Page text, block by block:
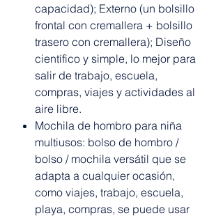
capacidad); Externo (un bolsillo
frontal con cremallera + bolsillo
trasero con cremallera); Diseño
científico y simple, lo mejor para
salir de trabajo, escuela,
compras, viajes y actividades al
aire libre.
Mochila de hombro para niña
multiusos: bolso de hombro /
bolso / mochila versátil que se
adapta a cualquier ocasión,
como viajes, trabajo, escuela,
playa, compras, se puede usar